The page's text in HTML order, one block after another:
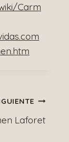
Carm
Laforet